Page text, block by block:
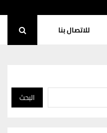
للاتصال بنا
البحث